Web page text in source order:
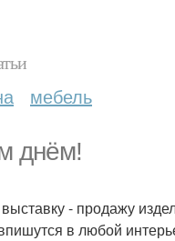
мебель
днём!
- продажу
в любой